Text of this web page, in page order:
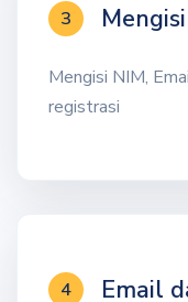
3
Mengisi NIM,
registrasi
4 Email